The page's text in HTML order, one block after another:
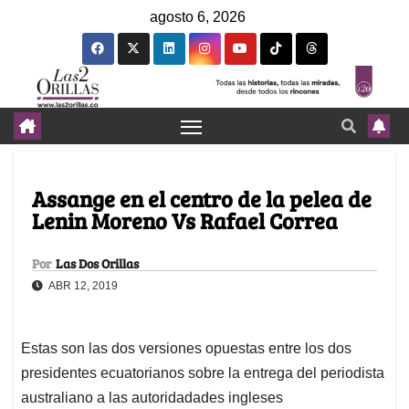
agosto 6, 2026
Assange en el centro de la pelea de
Lenin Moreno Vs Rafael Correa
Por Las Dos Orillas
ABR 12, 2019
Estas son las dos versiones opuestas entre los dos
presidentes ecuatorianos sobre la entrega del periodista
australiano a las autoridadades ingleses